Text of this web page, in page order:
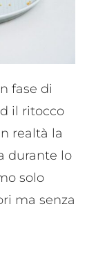
fase di
il ritocco
realtà la
durante lo
solo
ma senza